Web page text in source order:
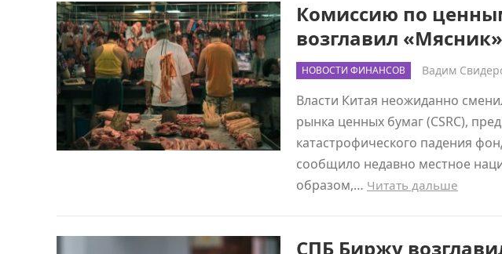
Комиссию по
возглавил «Мясник»
НОВОСТИ ФИНАНСОВ Вадим
Власти Китая неожиданно
рынка ценных бумаг (CSRC),
катастрофического падения
сообщило недавно местное
образом,… Читать дальше
СПБ Биржу